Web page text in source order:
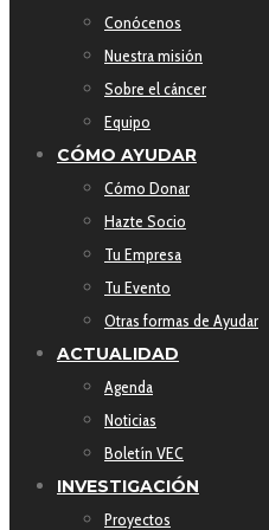
Conócenos
Nuestra misión
Sobre el cáncer
Equipo
CÓMO AYUDAR
Cómo Donar
Hazte Socio
Tu Empresa
Tu Evento
Otras formas de Ayudar
ACTUALIDAD
Agenda
Noticias
Boletín VEC
INVESTIGACIÓN
Proyectos